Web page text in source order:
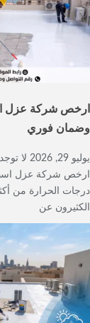
ارخص شركة عزل
وضمان فوري
يوليو 29, 2026
لا
ارخص شركة عزل اسطح
درجات الحرارة من
الكثيرون عن